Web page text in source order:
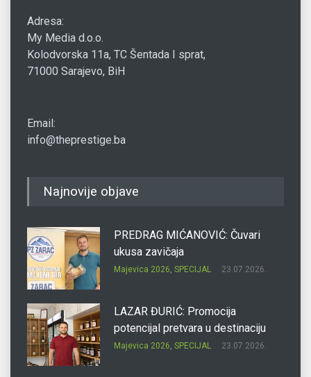
Adresa:
My Media d.o.o.
Kolodvorska 11a, TC Šentada I sprat,
71000 Sarajevo, BiH
Email:
info@theprestige.ba
Najnovije objave
PREDRAG MIĆANOVIĆ: Čuvari
ukusa zavičaja
Majevica 2026, SPECIJAL 23.07.2026.
LAZAR ĐURIĆ: Promocija
potencijal pretvara u destinaciju
Majevica 2026, SPECIJAL 23.07.2026.